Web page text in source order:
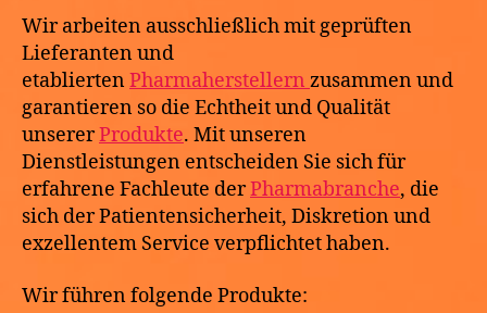
Wir arbeiten ausschließlich mit geprüften
Lieferanten und
etabliertenPharmaherstellern zusammen und
garantieren so die Echtheit und Qualität
unsererProdukte. Mit unseren
Dienstleistungen entscheiden Sie sich für
erfahrene Fachleute derPharmabranche, die
sich der Patientensicherheit, Diskretion und
exzellentem Service verpflichtet haben.
Wir führen folgende Produkte: